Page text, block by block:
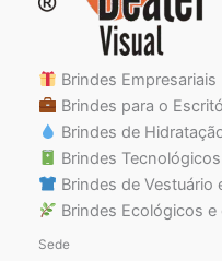
Brindes Empresariais
Brindes para o
Brindes de
Brindes Tecnológicos
Brindes de Vestuário
Brindes Ecológicos
Sede